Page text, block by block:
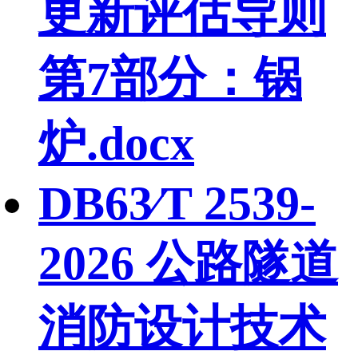
更新评估导则
第7部分：锅
炉.docx
DB63∕T 2539-
2026 公路隧道
消防设计技术